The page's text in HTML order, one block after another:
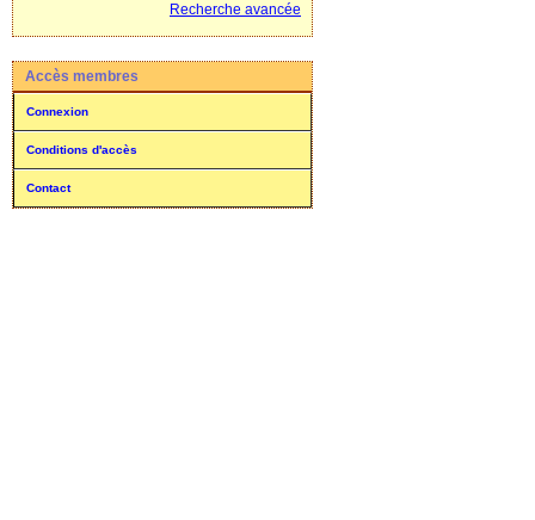
Recherche avancée
Accès membres
Connexion
Conditions d'accès
Contact